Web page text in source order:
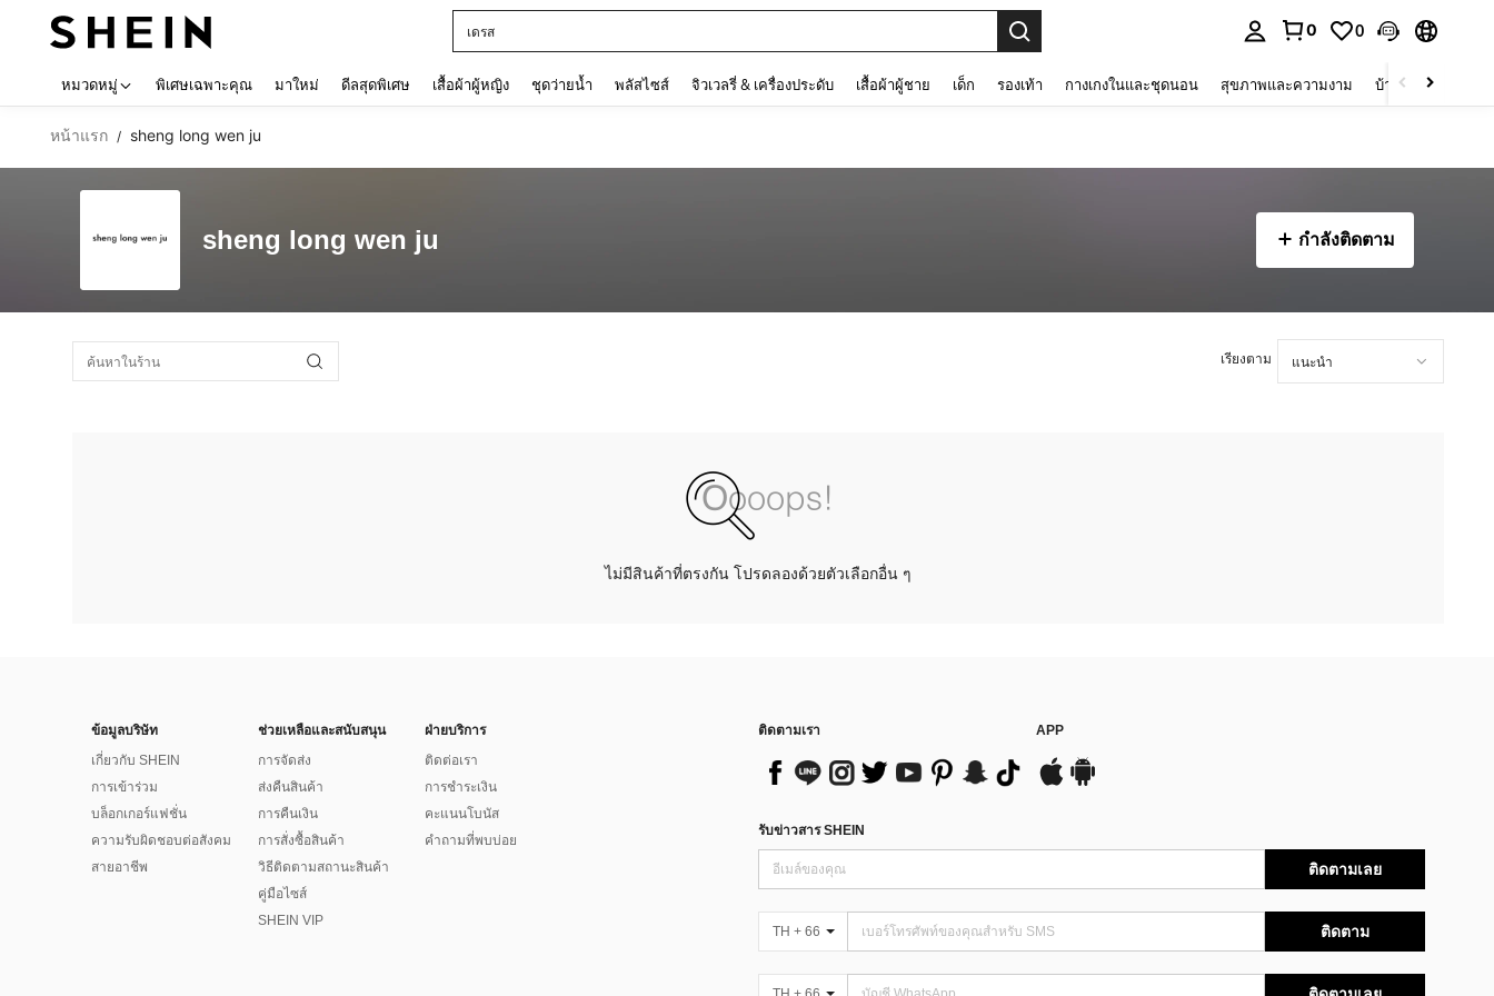
เดรส
0 0
หมวดหมู่ พิเศษเฉพาะคุณ มาใหม่ ดีลสุดพิเศษ เสื้อผ้าผู้หญิง ชุดว่ายน้ำ พลัสไซส์ จิวเวลรี่ & เครื่องประดับ เสื้อผ้าผู้ชาย เด็ก รองเท้า กางเกงในและชุดนอน สุขภาพและความงาม บ้านและที่อยู่อาศัย
หน้าแรก / sheng long wen ju
sheng long wen ju กำลังติดตาม
เรียงตาม
ไม่มีสินค้าที่ตรงกัน โปรดลองด้วยตัวเลือกอื่น ๆ
ข้อมูลบริษัท
เกี่ยวกับ SHEIN
การเข้าร่วม
บล็อกเกอร์แฟชั่น
ความรับผิดชอบต่อสังคม
สายอาชีพ
ช่วยเหลือและสนับสนุน
การจัดส่ง
ส่งคืนสินค้า
การคืนเงิน
การสั่งซื้อสินค้า
วิธีติดตามสถานะสินค้า
คู่มือไซส์
SHEIN VIP
ฝ่ายบริการ
ติดต่อเรา
การชำระเงิน
คะแนนโบนัส
คำถามที่พบบ่อย
ติดตามเรา APP
รับข่าวสาร SHEIN
ติดตามเลย
TH + 66 ติดตาม